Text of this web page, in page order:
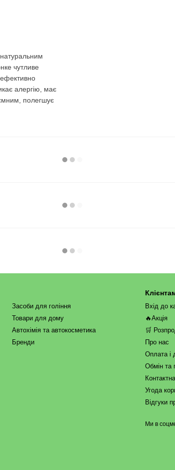
чутливе
ефективно
алергію, має
полегшує
Засоби для гоління
Товари для дому
Автохімія та автокосметика
Бренди
Вхід до
🔥Акція
🛒
Про нас
Оплата і
Обмін та
Угода
Відгуки
Ми в